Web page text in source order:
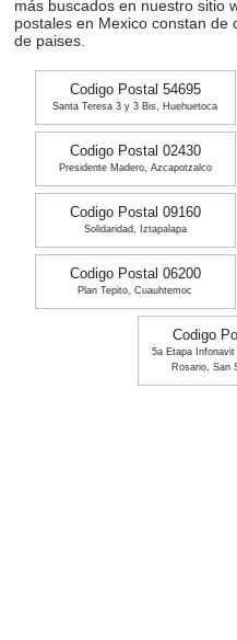
más buscados en nuestro sitio
postales en Mexico constan de
de paises.
Codigo Postal 54695
Santa Teresa 3 y 3 Bis, Huehuetoca
Codigo Postal 02430
Presidente Madero, Azcapotzalco
Codigo Postal 09160
Solidaridad, Iztapalapa
Codigo Postal 06200
Plan Tepito, Cuauhtemoc
Codigo
5a Etapa Infonavit
Rosario, San